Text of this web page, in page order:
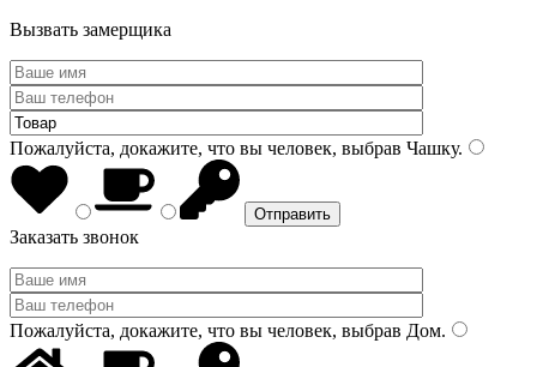
Вызвать замерщика
Пожалуйста, докажите, что вы человек, выбрав Чашку.
Заказать звонок
Пожалуйста, докажите, что вы человек, выбрав Дом.